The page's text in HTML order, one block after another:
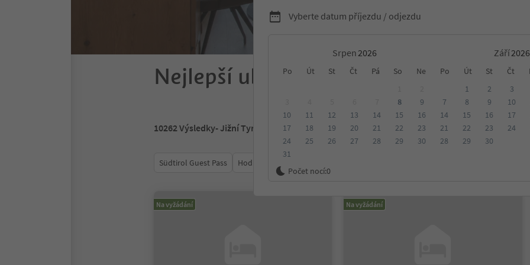
Vyberte datum příjezdu / odjezdu
Srpen Září
Po Út St Čt Pá So Ne Po Út St Čt
8
9
10
11 12 13 14 15
16
17
18 19 20 21 22
23
24
25 26 27 28 29
30
31
1 2 3
7
8 9 10
14
15 16 17
21
22 23 24
28
29 30
Počet nocí:0
Nejlepší ubytování v Jižním Tyrolsku
10262Výsledky- Jižní Tyrolsko
Südtirol Guest Pass Hodnocení
Na vyžádání Na vyžádání